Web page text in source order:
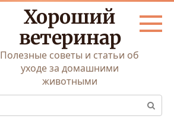
Хороший
ветеринар
Полезные советы и статьи об
уходе за домашними
животными